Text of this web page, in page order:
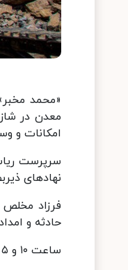
معدن در
امکانات و
سرپرست
نهادهای
فرزاد مخلص
حادثه و
ساعت ۱۰ و ۵ دقیقه یکشنبه ۲۷ خرداد ۱۴۰۳ معدن اراک - شازند در منطقه پل دوآب استان مرکزی ریزش کرد.